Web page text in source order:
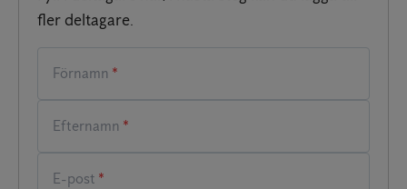
fler deltagare.
*
*
*